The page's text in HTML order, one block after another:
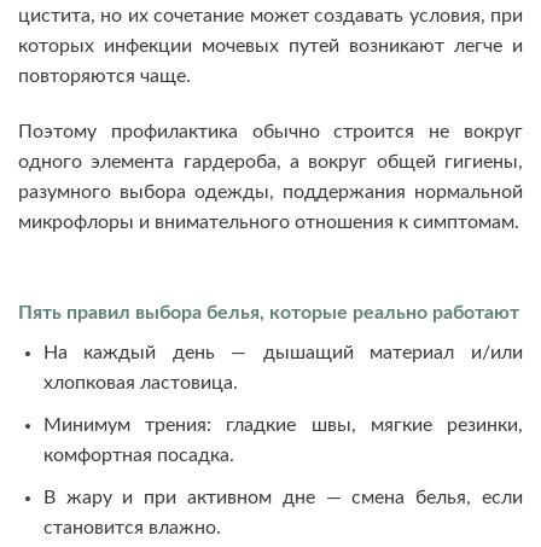
цистита, но их сочетание может создавать условия, при
которых инфекции мочевых путей возникают легче и
повторяются чаще.
Поэтому профилактика обычно строится не вокруг
одного элемента гардероба, а вокруг общей гигиены,
разумного выбора одежды, поддержания нормальной
микрофлоры и внимательного отношения к симптомам.
Пять правил выбора белья, которые реально работают
На каждый день — дышащий материал и/или
хлопковая ластовица.
Минимум трения: гладкие швы, мягкие резинки,
комфортная посадка.
В жару и при активном дне — смена белья, если
становится влажно.